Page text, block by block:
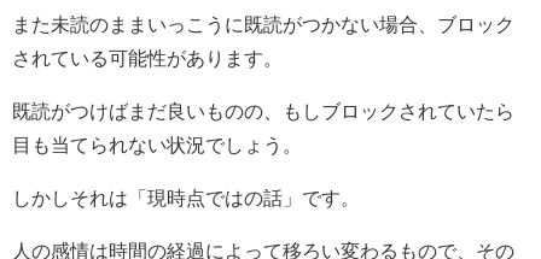
また未読のままいっこうに既読がつかない場合、ブロック
されている可能性があります。
既読がつけばまだ良いものの、もしブロックされていたら
目も当てられない状況でしょう。
しかしそれは「現時点ではの話」です。
人の感情は時間の経過によって移ろい変わるもので、その